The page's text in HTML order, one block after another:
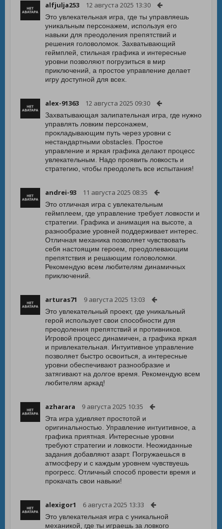
alfjulja253 12 августа 2025 13:30
Это увлекательная игра, где ты управляешь
уникальным персонажем, используя его
навыки для преодоления препятствий и
решения головоломок. Захватывающий
геймплей, стильная графика и интересные
уровни позволяют погрузиться в мир
приключений, а простое управление делает
игру доступной для всех.
alex-91363 12 августа 2025 09:30
Захватывающая залипательная игра, где нужно
управлять ловким персонажем,
прокладывающим путь через уровни с
нестандартными obstacles. Простое
управление и яркая графика делают процесс
увлекательным. Надо проявить ловкость и
стратегию, чтобы преодолеть все испытания!
andrei-93 11 августа 2025 08:35
Это отличная игра с увлекательным
геймплеем, где управление требует ловкости и
стратегии. Графика и анимация на высоте, а
разнообразие уровней поддерживает интерес.
Отличная механика позволяет чувствовать
себя настоящим героем, преодолевающим
препятствия и решающим головоломки.
Рекомендую всем любителям динамичных
приключений.
arturas71 9 августа 2025 13:03
Это увлекательный проект, где уникальный
герой использует свои способности для
преодоления препятствий и противников.
Игровой процесс динамичен, а графика яркая
и привлекательная. Интуитивное управление
позволяет быстро освоиться, а интересные
уровни обеспечивают разнообразие и
затягивают на долгое время. Рекомендую всем
любителям аркад!
azharara 9 августа 2025 10:35
Эта игра удивляет простотой и
оригинальностью. Управление интуитивное, а
графика приятная. Интересные уровни
требуют стратегии и ловкости. Неожиданные
задания добавляют азарт. Погружаешься в
атмосферу и с каждым уровнем чувствуешь
прогресс. Отличный способ провести время и
прокачать свои навыки!
alexigor1 6 августа 2025 13:33
Это увлекательная игра с уникальной
механикой, где ты играешь за ловкого